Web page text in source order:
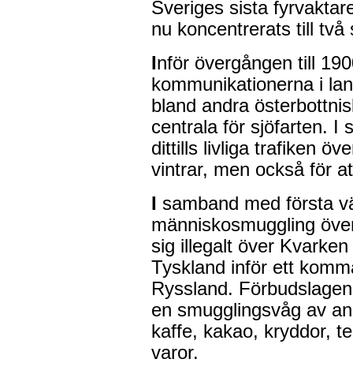
Sveriges sista
nu koncentrerats till två
Inför övergången till
kommunikationerna i
bland andra
centrala för sjöfarten. I
dittills livliga trafiken
vintrar, men också för
I samband med första
människosmuggling
sig illegalt över
Tyskland inför ett
Ryssland.
en smugglingsvåg av
kaffe, kakao, kryddor,
varor.